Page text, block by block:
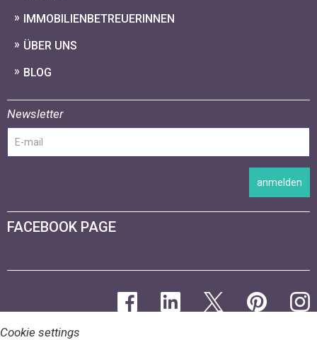
IMMOBILIENBETREUERINNEN
ÜBER UNS
BLOG
Newsletter
anmelden
FACEBOOK PAGE
Cookie settings